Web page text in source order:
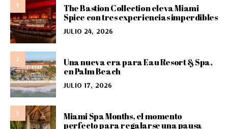
1
The Bastion Collection eleva Miami
Spice con tres experiencias imperdibles
JULIO 24, 2026
2
Una nueva era para Eau Resort & Spa,
en Palm Beach
JULIO 17, 2026
3
Miami Spa Months, el momento
perfecto para regalarse una pausa